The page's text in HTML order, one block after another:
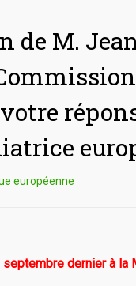
de M.
européenne
dernier à la